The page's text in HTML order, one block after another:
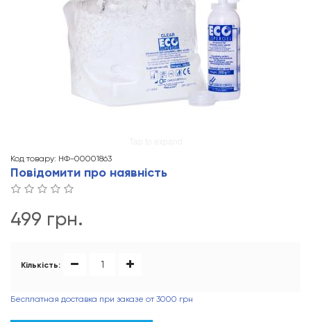
Код товару: НФ-00001863
Повідомити про наявність
499 грн.
Кількість:
Бесплатная доставка при заказе от 3000 грн